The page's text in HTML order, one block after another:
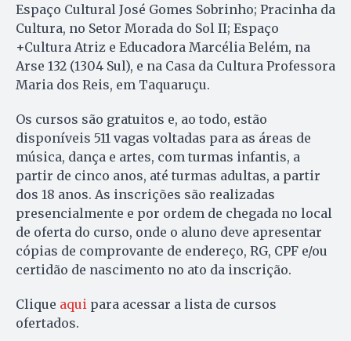
Espaço Cultural José Gomes Sobrinho; Pracinha da
Cultura, no Setor Morada do Sol II; Espaço
+Cultura Atriz e Educadora Marcélia Belém, na
Arse 132 (1304 Sul), e na Casa da Cultura Professora
Maria dos Reis, em Taquaruçu.
Os cursos são gratuitos e, ao todo, estão
disponíveis 511 vagas voltadas para as áreas de
música, dança e artes, com turmas infantis, a
partir de cinco anos, até turmas adultas, a partir
dos 18 anos. As inscrições são realizadas
presencialmente e por ordem de chegada no local
de oferta do curso, onde o aluno deve apresentar
cópias de comprovante de endereço, RG, CPF e/ou
certidão de nascimento no ato da inscrição.
Clique aqui para acessar a lista de cursos
ofertados.